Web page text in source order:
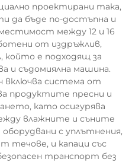
проектирани така,
да бъде по-достъпна и
между 12 и 16
от издръжлив,
който е подходящ за
и съдомиялна машина.
включва система от
продуктите пресни и
като осигурява
влажните и съните
с уплътнения,
течове, и капаци със
транспорт без